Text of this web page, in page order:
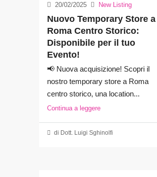
20/02/2025 New Listing
Nuovo Temporary Store a
Roma Centro Storico:
Disponibile per il tuo
Evento!
📢 Nuova acquisizione! Scopri il
nostro temporary store a Roma
centro storico, una location...
Continua a leggere
di Dott. Luigi Sghinolfi